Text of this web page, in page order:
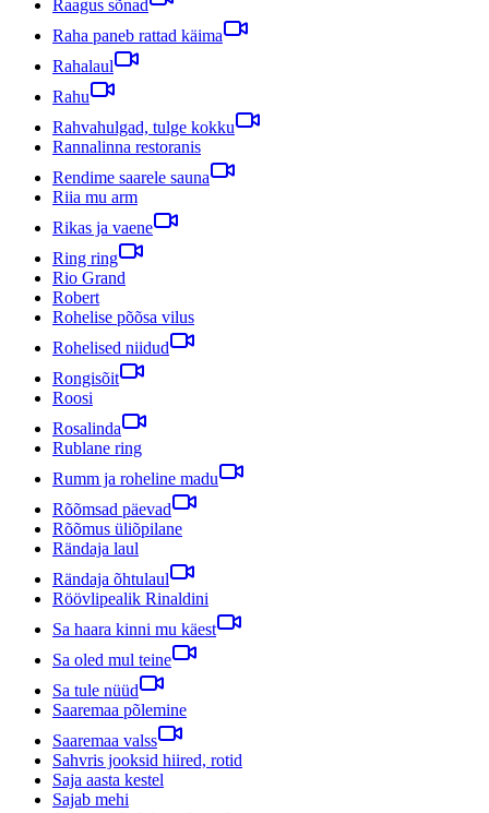
Raagus sõnad
Raha paneb rattad käima
Rahalaul
Rahu
Rahvahulgad, tulge kokku
Rannalinna restoranis
Rendime saarele sauna
Riia mu arm
Rikas ja vaene
Ring ring
Rio Grand
Robert
Rohelise põõsa vilus
Rohelised niidud
Rongisõit
Roosi
Rosalinda
Rublane ring
Rumm ja roheline madu
Rõõmsad päevad
Rõõmus üliõpilane
Rändaja laul
Rändaja õhtulaul
Röövlipealik Rinaldini
Sa haara kinni mu käest
Sa oled mul teine
Sa tule nüüd
Saaremaa põlemine
Saaremaa valss
Sahvris jooksid hiired, rotid
Saja aasta kestel
Sajab mehi